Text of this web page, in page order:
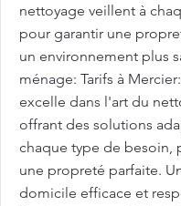
nettoyage veillent à
pour garantir une
un environnement plus
ménage: Tarifs à
excelle dans l'art du
offrant des solutions
chaque type de besoin,
une propreté parfaite.
domicile efficace et